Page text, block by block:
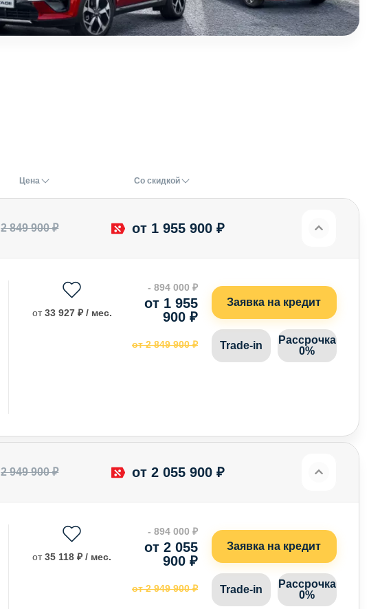
Цена Со скидкой
2 849 900 ₽ от 1 955 900 ₽
от33 927 ₽ / мес.
- 894 000 ₽
от 1 955
900 ₽
от 2 849 900 ₽
Заявка на кредит
Trade-in
Рассрочка
0%
2 949 900 ₽ от 2 055 900 ₽
от35 118 ₽ / мес.
- 894 000 ₽
от 2 055
900 ₽
от 2 949 900 ₽
Заявка на кредит
Trade-in
Рассрочка
0%